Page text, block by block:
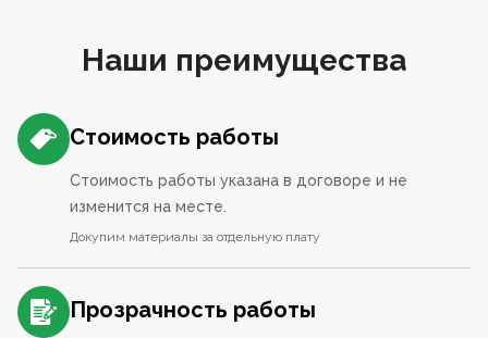
Наши преимущества
Стоимость работы
Стоимость работы указана в договоре и не
изменится на месте.
Докупим материалы за отдельную плату
Прозрачность работы